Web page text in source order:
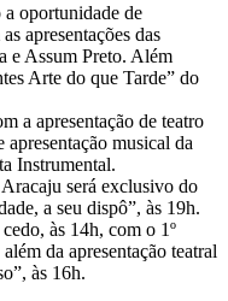
a oportunidade de
apresentações das
e Assum Preto. Além
Arte do que Tarde” do
a apresentação de teatro
musical da
Instrumental.
será exclusivo do
a seu dispô”, às 19h.
às 14h, com o 1º
da apresentação teatral
às 16h.